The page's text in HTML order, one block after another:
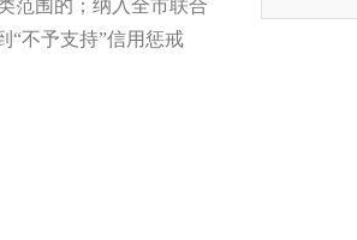
围的；纳入全市联合
“不予支持”信用惩戒